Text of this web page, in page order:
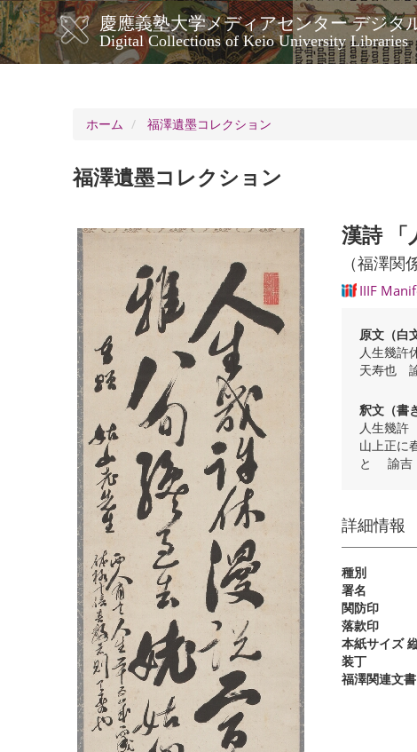
メ
イ
ン
コ
慶應義塾大学メディアセンター デジタ
Digital Collections of Keio University Libraries
メ
イ
ビ
ー
シ
ン
ホーム
福澤遺墨コレクション
福澤遺墨コレクション
漢詩 「
（福澤関
IIIF
原文（白
人生幾許
天寿也
釈文（書
人生幾許
山上正に
と 諭吉
詳細情報
種別
署名
関防印
落款印
本紙サイズ
装丁
福澤関連文